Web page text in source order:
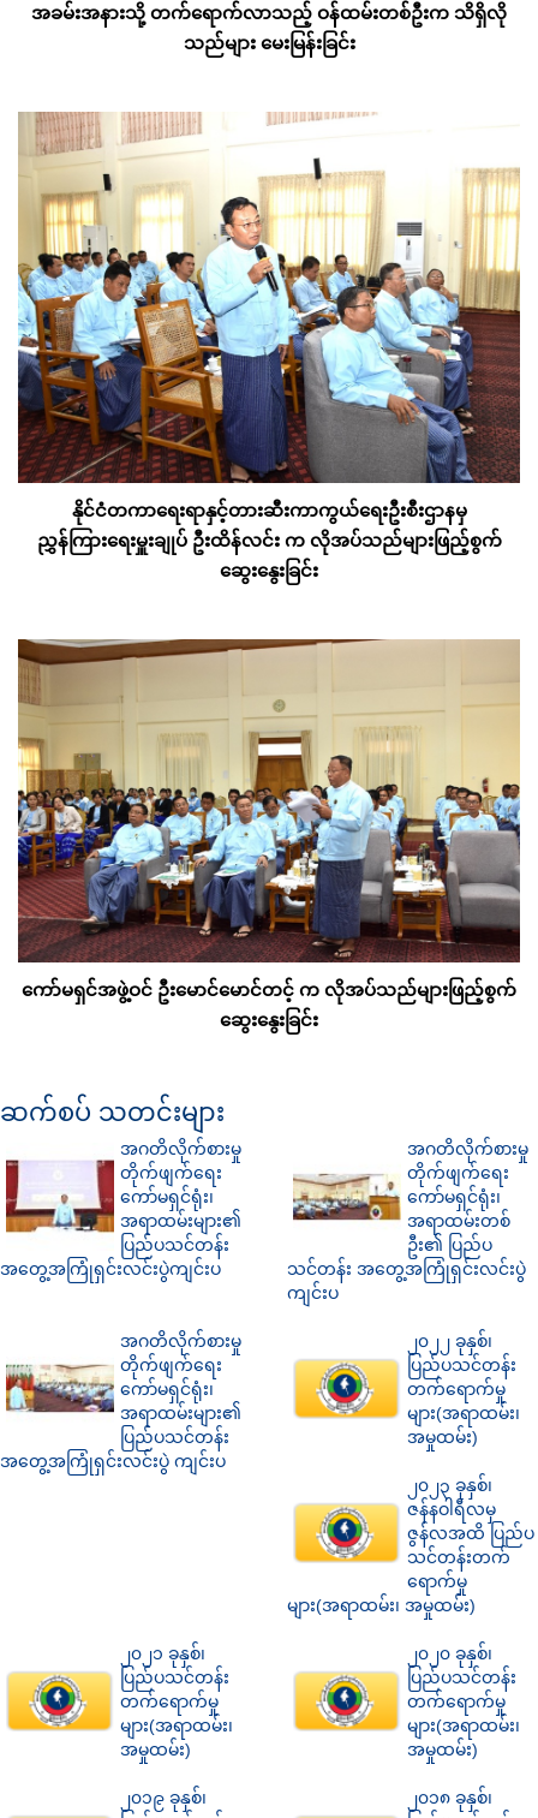
အခမ်းအနားသို့ တက်ရောက်လာသည့် ဝန်ထမ်းတစ်ဦးက သိရှိလို
သည်များ မေးမြန်းခြင်း
နိုင်ငံတကာရေးရာနှင့်တားဆီးကာကွယ်ရေးဦးစီးဌာနမှ
ညွှန်ကြားရေးမှူးချုပ် ဦးထိန်လင်း က လိုအပ်သည်များဖြည့်စွက်
ဆွေးနွေးခြင်း
ကော်မရှင်အဖွဲ့ဝင် ဦးမောင်မောင်တင့် က လိုအပ်သည်များဖြည့်စွက်
ဆွေးနွေးခြင်း
ဆက်စပ် သတင်းများ
အဂတိလိုက်စားမှု
တိုက်ဖျက်ရေး
ကော်မရှင်ရုံး၊
အရာထမ်းများ၏
ပြည်ပသင်တန်း
အတွေ့အကြုံရှင်းလင်းပွဲကျင်းပ
အဂတိလိုက်စားမှု
တိုက်ဖျက်ရေး
ကော်မရှင်ရုံး၊
အရာထမ်းတစ်
ဦး၏ ပြည်ပ
သင်တန်း အတွေ့အကြုံရှင်းလင်းပွဲ
ကျင်းပ
အဂတိလိုက်စားမှု
တိုက်ဖျက်ရေး
ကော်မရှင်ရုံး၊
အရာထမ်းများ၏
ပြည်ပသင်တန်း
အတွေ့အကြုံရှင်းလင်းပွဲ ကျင်းပ
၂၀၂၂ ခုနှစ်၊
ပြည်ပသင်တန်း
တက်ရောက်မှု
များ(အရာထမ်း၊
အမှုထမ်း)
၂၀၂၃ ခုနှစ်၊
ဇန်နဝါရီလမှ
ဇွန်လအထိ ပြည်ပ
သင်တန်းတက်
ရောက်မှု
များ(အရာထမ်း၊ အမှုထမ်း)
၂၀၂၁ ခုနှစ်၊
ပြည်ပသင်တန်း
တက်ရောက်မှု
များ(အရာထမ်း၊
အမှုထမ်း)
၂၀၂၀ ခုနှစ်၊
ပြည်ပသင်တန်း
တက်ရောက်မှု
များ(အရာထမ်း၊
အမှုထမ်း)
၂၀၁၉ ခုနှစ်၊
၂၀၁၈ ခုနှစ်၊